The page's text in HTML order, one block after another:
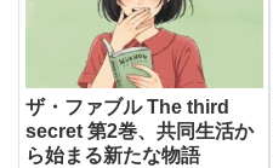
ザ・ファブル The third
secret 第2巻、共同生活か
ら始まる新たな物語